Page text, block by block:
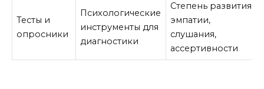
Тесты и
опросники
Психологические
инструменты для
диагностики
Степень развития
эмпатии,
слушания,
ассертивности